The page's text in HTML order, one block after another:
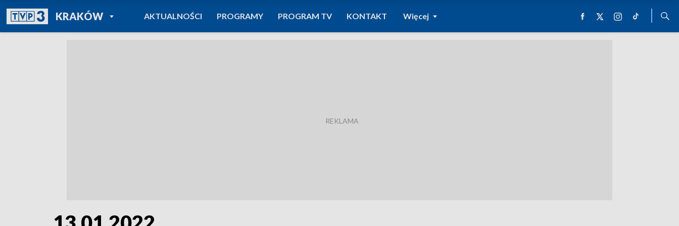
KRAKÓWPOWRÓT DO
TVP REGIONY
AKTUALNOŚCI PROGRAMY PROGRAM TV KONTAKT Więcej